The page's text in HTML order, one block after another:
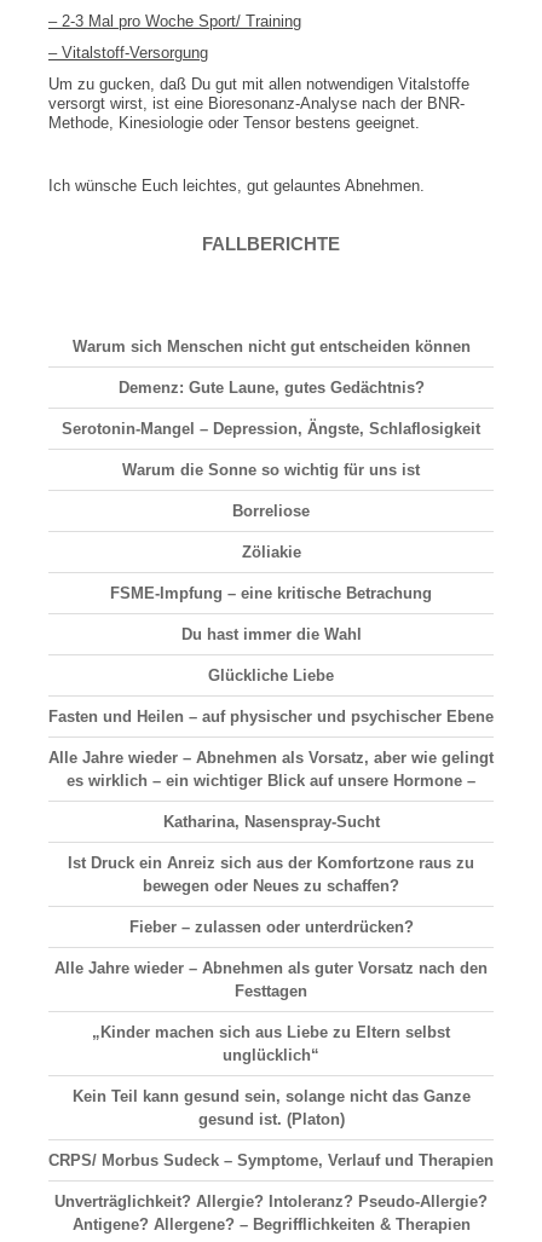
– 2-3 Mal pro Woche Sport/ Training
– Vitalstoff-Versorgung
Um zu gucken, daß Du gut mit allen notwendigen Vitalstoffe
versorgt wirst, ist eine Bioresonanz-Analyse nach der BNR-
Methode, Kinesiologie oder Tensor bestens geeignet.
Ich wünsche Euch leichtes, gut gelauntes Abnehmen.
FALLBERICHTE
Warum sich Menschen nicht gut entscheiden können
Demenz: Gute Laune, gutes Gedächtnis?
Serotonin-Mangel – Depression, Ängste, Schlaflosigkeit
Warum die Sonne so wichtig für uns ist
Borreliose
Zöliakie
FSME-Impfung – eine kritische Betrachung
Du hast immer die Wahl
Glückliche Liebe
Fasten und Heilen – auf physischer und psychischer Ebene
Alle Jahre wieder – Abnehmen als Vorsatz, aber wie gelingt
es wirklich – ein wichtiger Blick auf unsere Hormone –
Katharina, Nasenspray-Sucht
Ist Druck ein Anreiz sich aus der Komfortzone raus zu
bewegen oder Neues zu schaffen?
Fieber – zulassen oder unterdrücken?
Alle Jahre wieder – Abnehmen als guter Vorsatz nach den
Festtagen
„Kinder machen sich aus Liebe zu Eltern selbst
unglücklich“
Kein Teil kann gesund sein, solange nicht das Ganze
gesund ist. (Platon)
CRPS/ Morbus Sudeck – Symptome, Verlauf und Therapien
Unverträglichkeit? Allergie? Intoleranz? Pseudo-Allergie?
Antigene? Allergene? – Begrifflichkeiten & Therapien